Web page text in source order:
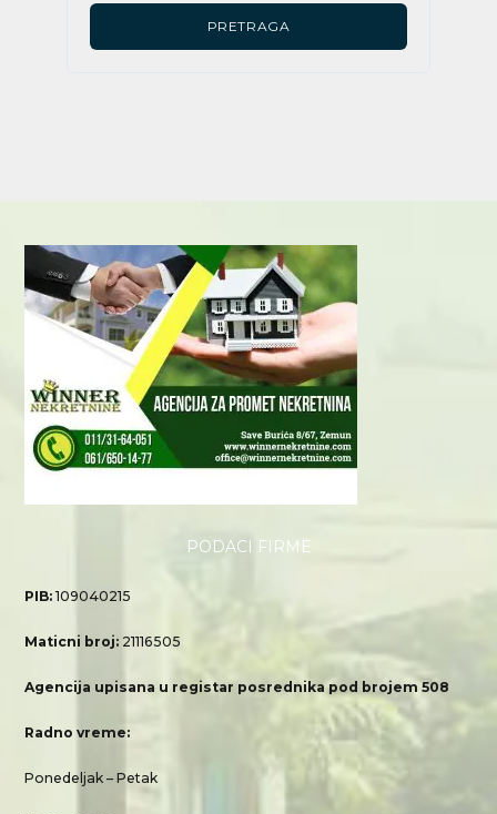
PODACI FIRME
PIB:109040215
Maticni broj: 21116505
Agencija upisana u registar posrednika pod brojem 508
Radno vreme:
Ponedeljak – Petak